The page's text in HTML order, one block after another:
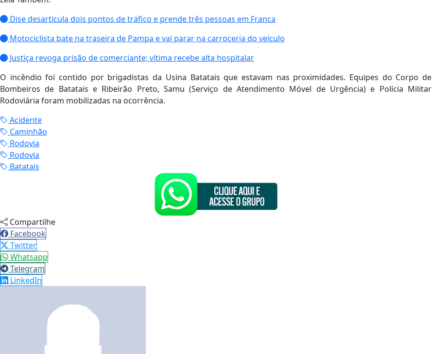
Dise desarticula dois pontos de tráfico e prende três pessoas em Franca
Motociclista bate na traseira de Pampa e vai parar na carroceria do veículo
Justiça revoga prisão de comerciante; vítima recebe alta hospitalar
O incêndio foi contido por brigadistas da Usina Batatais que estavam nas proximidades. Equipes do Corpo de
Bombeiros de Batatais e Ribeirão Preto, Samu (Serviço de Atendimento Móvel de Urgência) e Polícia Militar
Rodoviária foram mobilizadas na ocorrência.
Acidente
Caminhão
Rodovia
Rodovia
Batatais
Compartilhe
Facebook
Twitter
Whatsapp
Telegram
LinkedIn